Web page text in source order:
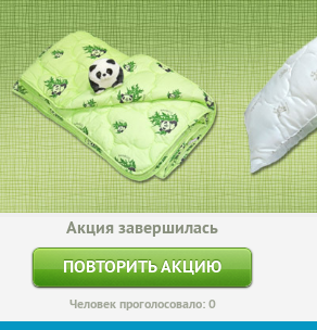
Акция завершилась
ПОВТОРИТЬ АКЦИЮ
Человек проголосовало: 0